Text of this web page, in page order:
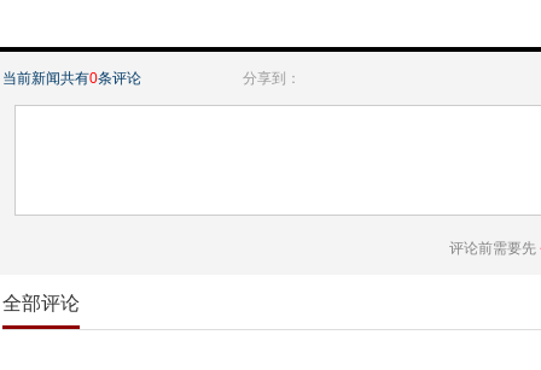
当前新闻共有0条评论 分享到：
评论前需要先
全部评论